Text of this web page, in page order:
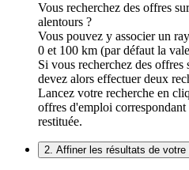
Vous recherchez des offres
alentours ?
Vous pouvez y associer un
0 et 100 km (par défaut la
Si vous recherchez des offres
devez alors effectuer deux
Lancez votre recherche en
offres d'emploi correspondant
restituée.
2. Affiner les résultats de votre